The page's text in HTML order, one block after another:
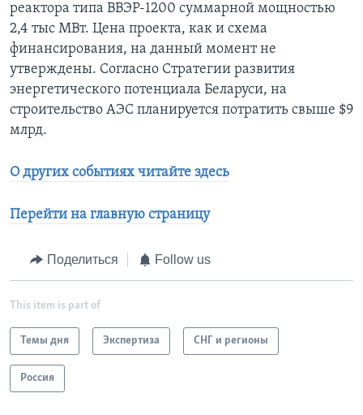
реактора типа ВВЭР-1200 суммарной мощностью
2,4 тыс МВт. Цена проекта, как и схема
финансирования, на данный момент не
утверждены. Согласно Стратегии развития
энергетического потенциала Беларуси, на
строительство АЭС планируется потратить свыше $9
млрд.
О других событиях читайте здесь
Перейти на главную страницу
Поделиться Follow us
This item is part of
Темы дня Экспертиза СНГ и регионы
Россия